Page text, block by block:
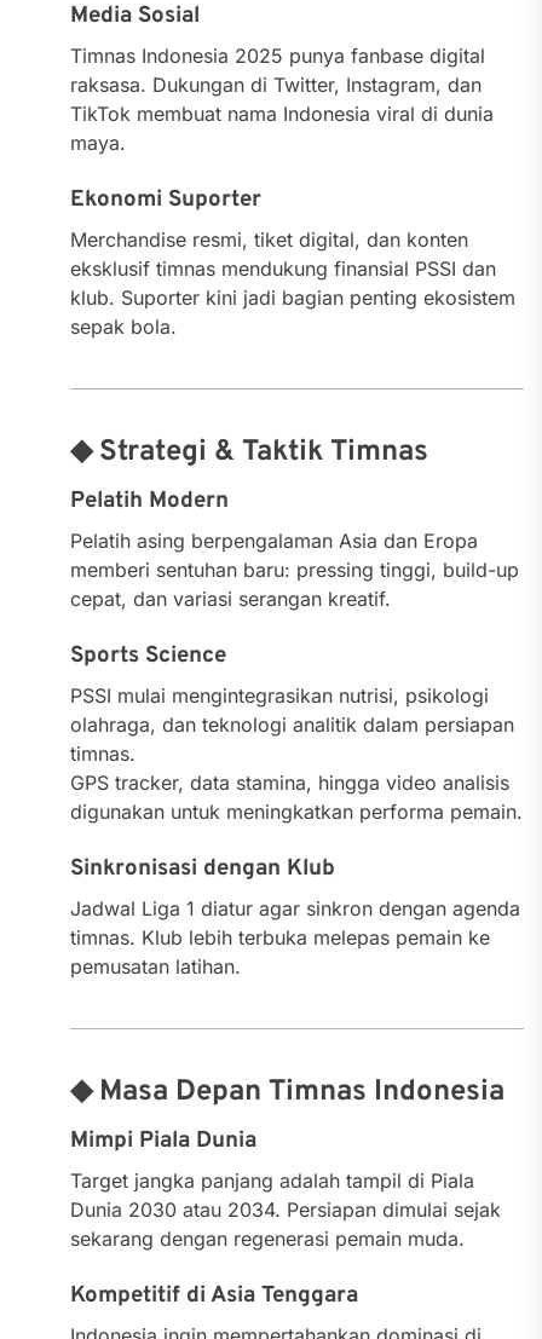
Media Sosial
Timnas Indonesia 2025 punya fanbase digital
raksasa. Dukungan di Twitter, Instagram, dan
TikTok membuat nama Indonesia viral di dunia
maya.
Ekonomi Suporter
Merchandise resmi, tiket digital, dan konten
eksklusif timnas mendukung finansial PSSI dan
klub. Suporter kini jadi bagian penting ekosistem
sepak bola.
◆ Strategi & Taktik Timnas
Pelatih Modern
Pelatih asing berpengalaman Asia dan Eropa
memberi sentuhan baru: pressing tinggi, build-up
cepat, dan variasi serangan kreatif.
Sports Science
PSSI mulai mengintegrasikan nutrisi, psikologi
olahraga, dan teknologi analitik dalam persiapan
timnas.
GPS tracker, data stamina, hingga video analisis
digunakan untuk meningkatkan performa pemain.
Sinkronisasi dengan Klub
Jadwal Liga 1 diatur agar sinkron dengan agenda
timnas. Klub lebih terbuka melepas pemain ke
pemusatan latihan.
◆ Masa Depan Timnas Indonesia
Mimpi Piala Dunia
Target jangka panjang adalah tampil di Piala
Dunia 2030 atau 2034. Persiapan dimulai sejak
sekarang dengan regenerasi pemain muda.
Kompetitif di Asia Tenggara